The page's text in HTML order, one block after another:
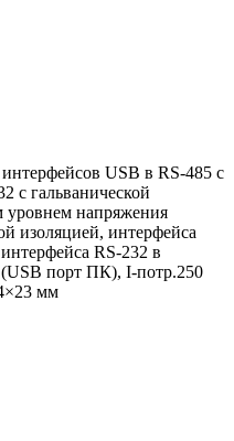
USB в RS-485 с
с гальванической
уровнем напряжения
изоляцией, интерфейса
RS-232 в
порт ПК), I-потр.250
мм